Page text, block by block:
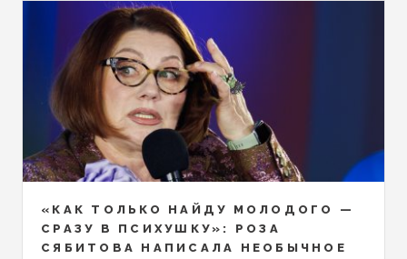
«КАК ТОЛЬКО НАЙДУ МОЛОДОГО —
СРАЗУ В ПСИХУШКУ»: РОЗА
СЯБИТОВА НАПИСАЛА НЕОБЫЧНОЕ